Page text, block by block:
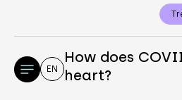
EN
How does
heart?